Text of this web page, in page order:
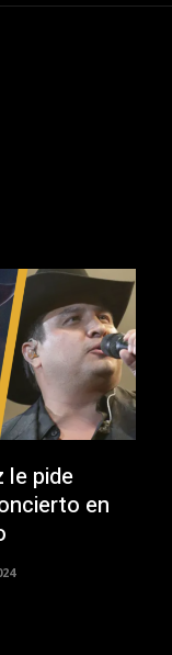
le pide
en